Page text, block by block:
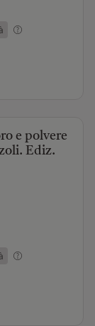
e polvere
Ediz.